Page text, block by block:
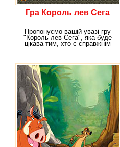
Гра Король лев Сега
Пропонуємо вашій увазі гру
"Король лев Сега", яка буде
цікава тим, хто є справжнім